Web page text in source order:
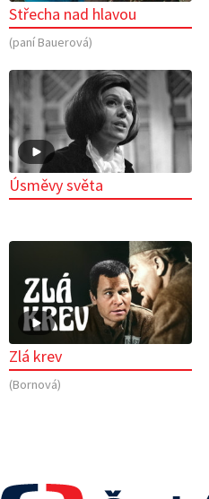
Střecha nad hlavou
(paní Bauerová)
Úsměvy světa
Zlá krev
(Bornová)